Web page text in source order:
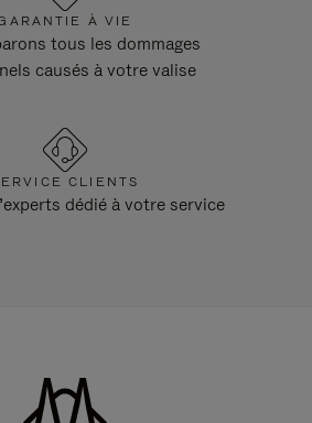
À VIE
tous les dommages
causés à votre valise
CLIENTS
dédié à votre service